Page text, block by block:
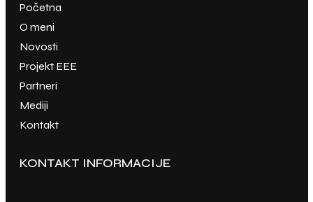
Početna
O meni
Novosti
Projekt EEE
Partneri
Mediji
Kontakt
KONTAKT INFORMACIJE